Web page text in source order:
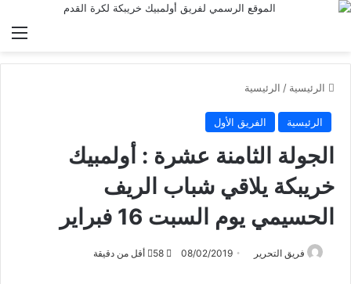
الرئيسية / الرئيسية
الرئيسية الفريق الأول
الجولة الثامنة عشرة : أولمبيك
خريبكة يلاقي شباب الريف
الحسيمي يوم السبت 16 فبراير
فريق التحرير 08/02/2019 أقل من دقيقة